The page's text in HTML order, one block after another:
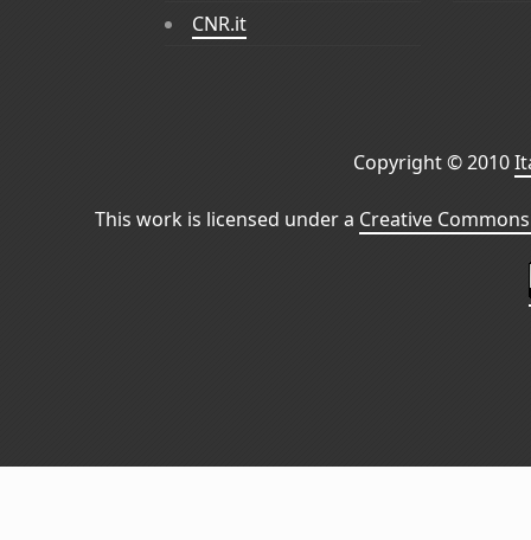
CNR.it
Copyright © 2010
This work is licensed under a Creative